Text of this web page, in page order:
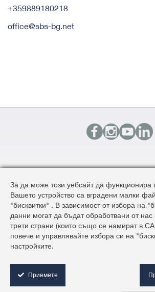
+359889180218​
office@sbs-bg.net​
КАРТА НА САЙТА
ОБЩИ УСЛОВИЯ ЗА ДОСТАВКА
ОБЩИ УСЛОВИЯ НА САЙТА И ЗАЩИТА
©2026 AluKönigStahl
За да може този уебсайт да функционира
Вашето устройство са вградени малки
"бисквитки" . В зависимост от избора на
данни могат да бъдат обработвани от нас
трети страни (които също се намират в
повече и управлявайте избора си на
настройките.
Приемете